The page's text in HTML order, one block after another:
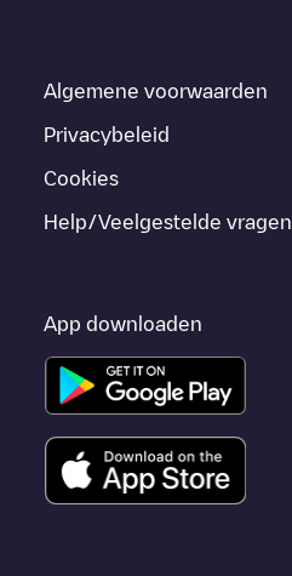
Algemene voorwaarden
Privacybeleid
Cookies
Help/Veelgestelde vragen
App downloaden